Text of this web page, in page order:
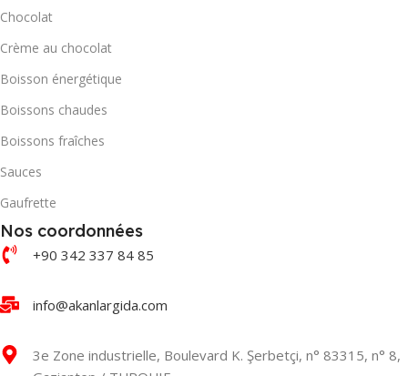
1284
QUANTITÉ PAR BOÎTE
48
Chocolat
Crème au chocolat
Boisson énergétique
Boissons chaudes
Boissons fraîches
Sauces
Gaufrette
Nos coordonnées
+90 342 337 84 85
info@akanlargida.com
3e Zone industrielle, Boulevard K. Şerbetçi, n° 83315, n° 8,